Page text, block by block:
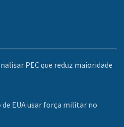
PEC que reduz maioridade
EUA usar força militar no